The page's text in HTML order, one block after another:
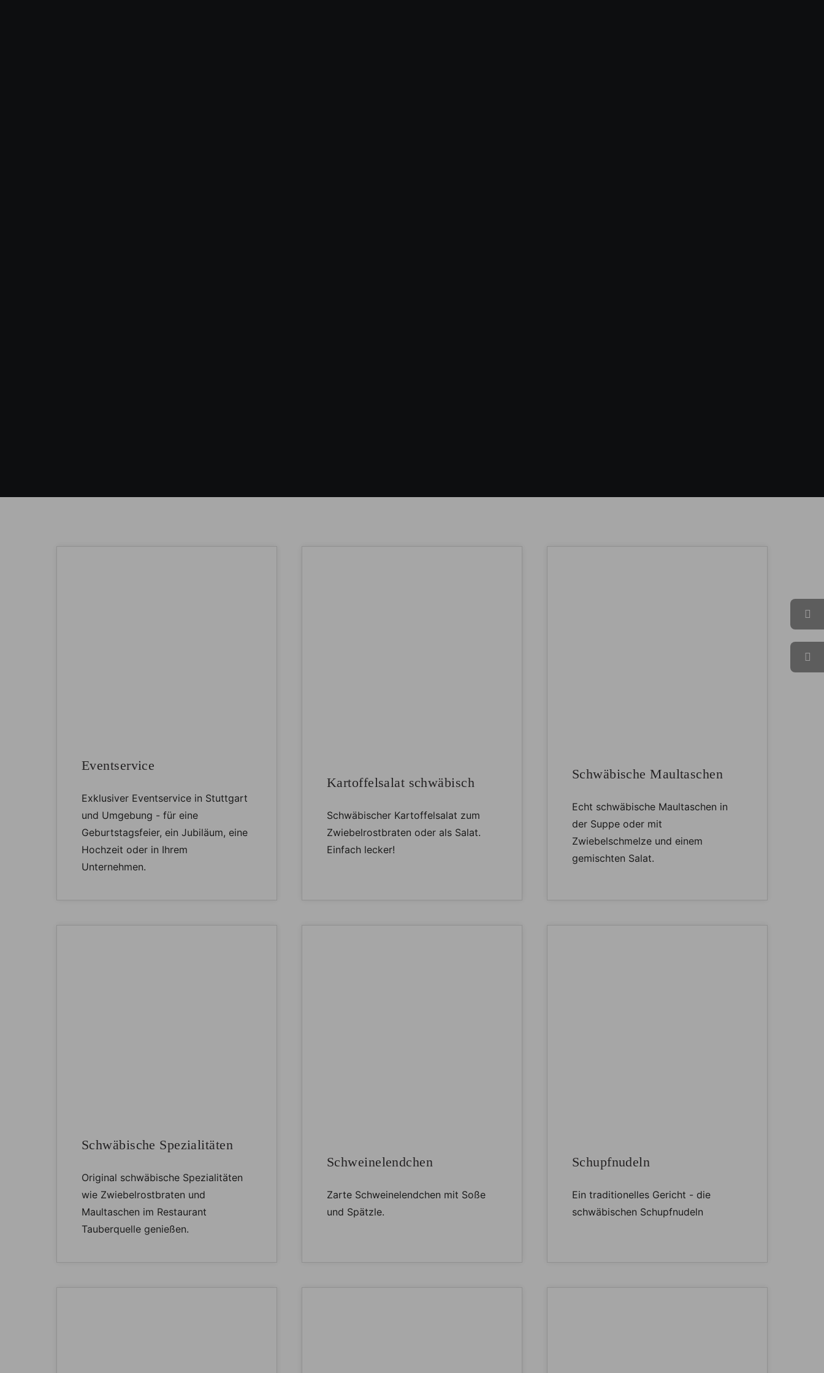
Eventservice
Exklusiver Eventservice in Stuttgart
und Umgebung - für eine
Geburtstagsfeier, ein Jubiläum, eine
Hochzeit oder in Ihrem
Unternehmen.
Kartoffelsalat schwäbisch
Schwäbischer Kartoffelsalat zum
Zwiebelrostbraten oder als Salat.
Einfach lecker!
Schwäbische Maultaschen
Echt schwäbische Maultaschen in
der Suppe oder mit
Zwiebelschmelze und einem
gemischten Salat.
Schwäbische Spezialitäten
Original schwäbische Spezialitäten
wie Zwiebelrostbraten und
Maultaschen im Restaurant
Tauberquelle genießen.
Schweinelendchen
Zarte Schweinelendchen mit Soße
und Spätzle.
Schupfnudeln
Ein traditionelles Gericht - die
schwäbischen Schupfnudeln